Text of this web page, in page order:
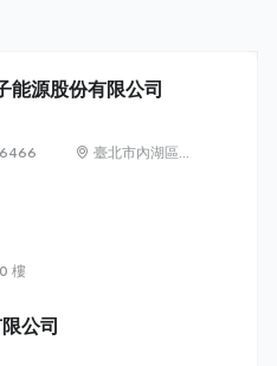
源股份有限公司
臺北市內湖區
樓
公司